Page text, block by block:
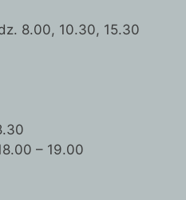
8.00, 10.30, 15.30
– 19.00